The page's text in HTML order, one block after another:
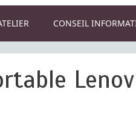
CONSEIL